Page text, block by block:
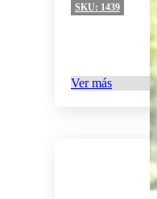
SKU: 1439
Ver más